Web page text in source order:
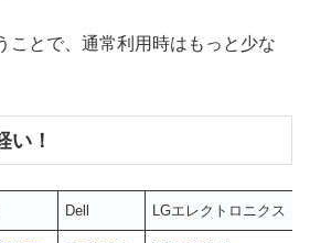
ことで、通常利用時はもっと少な
い！
Dell LGエレクトロニクス